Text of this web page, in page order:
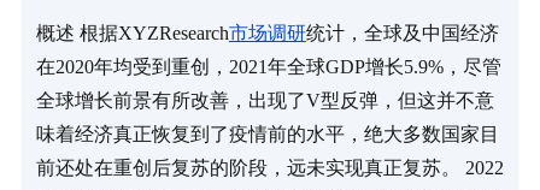
概述 根据XYZResearch市场调研统计，全球及中国经济
在2020年均受到重创，2021年全球GDP增长5.9%，尽管
全球增长前景有所改善，出现了V型反弹，但这并不意
味着经济真正恢复到了疫情前的水平，绝大多数国家目
前还处在重创后复苏的阶段，远未实现真正复苏。 2022